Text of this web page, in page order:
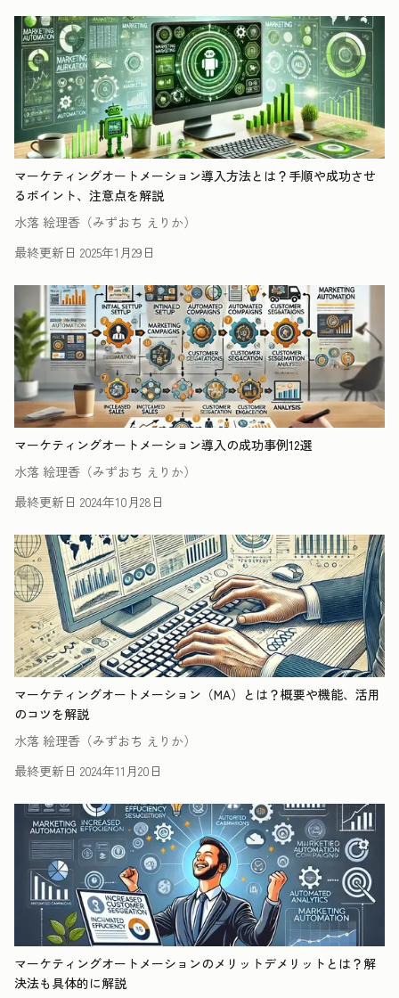
マーケティングオートメーション導入方法とは？手順や成功させ
るポイント、注意点を解説
水落 絵理香（みずおち えりか）
最終更新日 2025年1月29日
マーケティングオートメーション導入の成功事例12選
水落 絵理香（みずおち えりか）
最終更新日 2024年10月28日
マーケティングオートメーション（MA）とは？概要や機能、活用
のコツを解説
水落 絵理香（みずおち えりか）
最終更新日 2024年11月20日
マーケティングオートメーションのメリットデメリットとは？解
決法も具体的に解説